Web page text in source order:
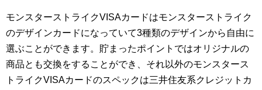
モンスターストライクVISAカードはモンスターストライク
のデザインカードになっていて3種類のデザインから自由に
選ぶことができます。貯まったポイントではオリジナルの
商品とも交換をすることができ、それ以外のモンスタース
トライクVISAカードのスペックは三井住友系クレジットカ